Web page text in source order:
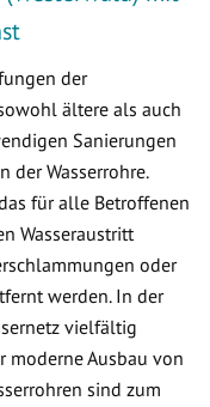
der
ältere als auch
Sanierungen
der Wasserrohre.
für alle Betroffenen
Wasseraustritt
oder
werden. In der
vielfältig
moderne Ausbau von
sind zum